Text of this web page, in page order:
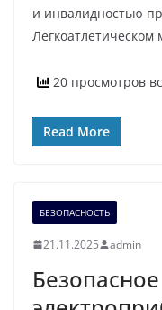
и инвалидностью
20 просмотров
Read More
БЕЗОПАСНОСТЬ
21.11.2025 admin